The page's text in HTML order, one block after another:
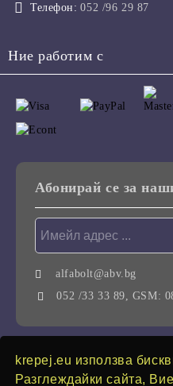
krepej.eu използва
Разглеждайки сайта,
Телефон: 052 /96 29 87
Ние работим с
Абонирай се за
alfabolt@abv.bg
052 /33 33 89, GSM: